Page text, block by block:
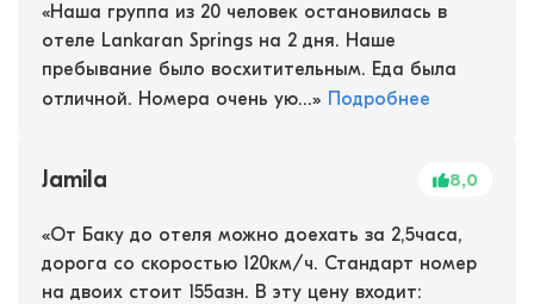
«Наша группа из 20 человек остановилась в
отеле Lankaran Springs на 2 дня. Наше
пребывание было восхитительным. Еда была
отличной. Номера очень ую...» Подробнее
Jamila 8,0
«От Баку до отеля можно доехать за 2,5часа,
дорога со скоростью 120км/ч. Стандарт номер
на двоих стоит 155азн. В эту цену входит: